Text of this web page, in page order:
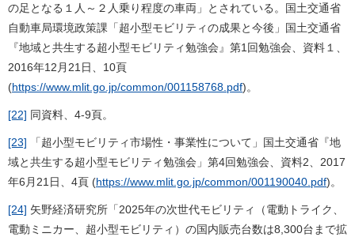
の足となる１人～２人乗り程度の車両」とされている。国土交通省
自動車局環境政策課「超小型モビリティの成果と今後」国土交通省
『地域と共生する超小型モビリティ勉強会』第1回勉強会、資料１、
2016年12月21日、10頁
(https://www.mlit.go.jp/common/001158768.pdf)。
[22] 同資料、4-9頁。
[23] 「超小型モビリティ市場性・事業性について」国土交通省『地
域と共生する超小型モビリティ勉強会」第4回勉強会、資料2、2017
年6月21日、4頁 (https://www.mlit.go.jp/common/001190040.pdf)。
[24] 矢野経済研究所「2025年の次世代モビリティ（電動トライク、
電動ミニカー、超小型モビリティ）の国内販売台数は8,300台まで拡